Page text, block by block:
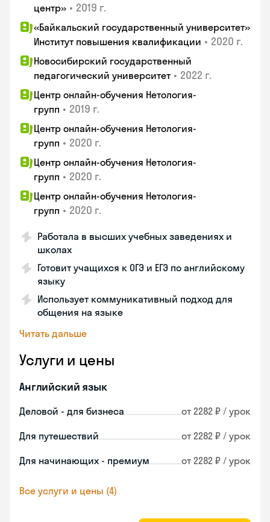
центр» • 2019 г.
«Байкальский государственный университет»
Институт повышения квалификации • 2020 г.
Новосибирский государственный
педагогический университет • 2022 г.
Центр онлайн-обучения Нетология-
групп • 2019 г.
Центр онлайн-обучения Нетология-
групп • 2020 г.
Центр онлайн-обучения Нетология-
групп • 2020 г.
Центр онлайн-обучения Нетология-
групп • 2020 г.
Работала в высших учебных заведениях и
школах
Готовит учащихся к ОГЭ и ЕГЭ по английскому
языку
Использует коммуникативный подход для
общения на языке
Читать дальше
Услуги и цены
Английский язык
Деловой - для бизнеса от 2282 ₽ / урок
Для путешествий от 2282 ₽ / урок
Для начинающих - премиум от 2282 ₽ / урок
Все услуги и цены (4)